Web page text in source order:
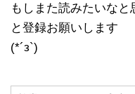
もしまた読みたいな
と登録お願いします
(*´з`)